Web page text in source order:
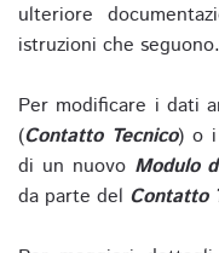
ulteriore
istruzioni che seguono.
Per modificare i dati
(Contatto Tecnico) o i
di un nuovo Modulo
da parte del Contatto